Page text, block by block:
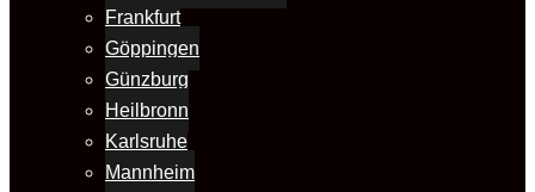
Frankfurt
Göppingen
Günzburg
Heilbronn
Karlsruhe
Mannheim